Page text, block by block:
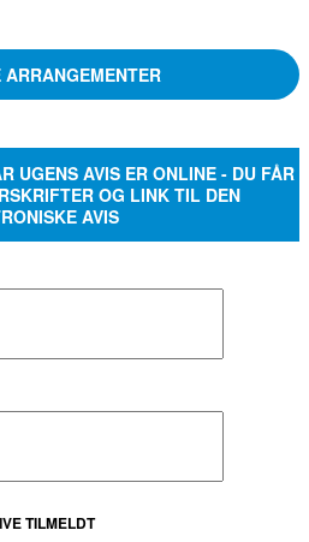
UGENS AVIS ER ONLINE - DU FÅR
OG LINK TIL DEN
AVIS
TILMELDT